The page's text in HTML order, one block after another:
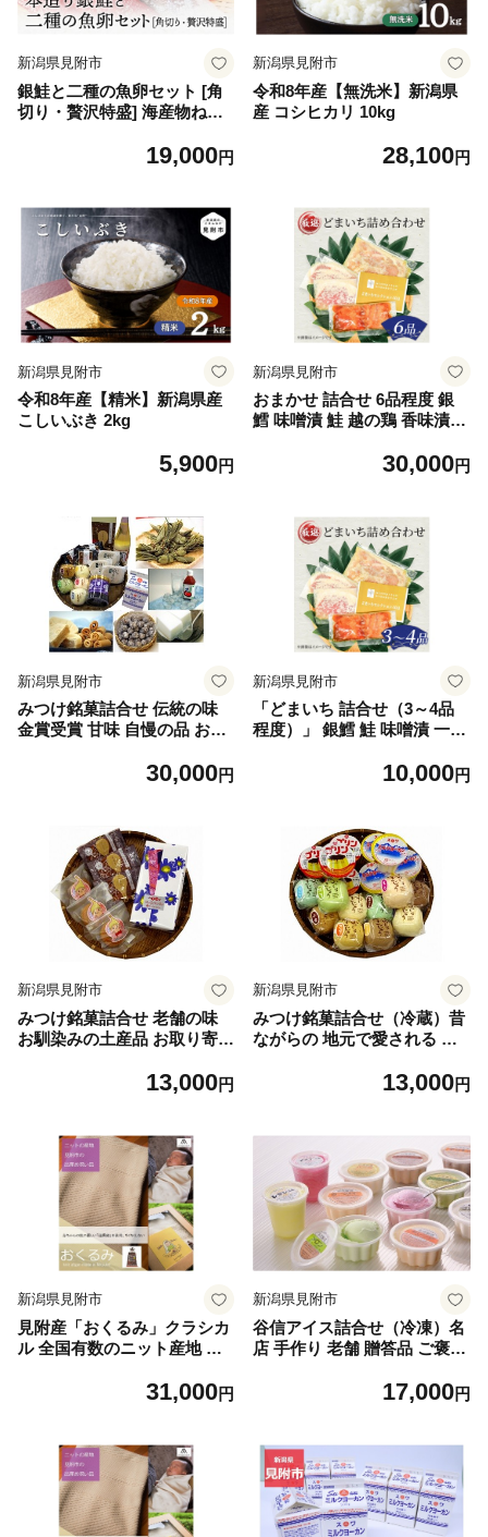
新潟県見附市
銀鮭と二種の魚卵セット [角
切り・贅沢特盛] 海産物ねだ
らのこ すじこ セット 魚卵 詰
取り寄せ グルメ お中元御 お
歳暮 ギフト
19,000円
新潟県見附市
令和8年産【無洗米】新潟県
産 コシヒカリ 10kg
28,100円
新潟県見附市
令和8年産【精米】新潟県産
こしいぶき 2kg
5,900円
新潟県見附市
おまかせ 詰合せ 6品程度 銀
鱈 味噌漬 鮭 越の鶏 香味漬け
ち詰合せ｣ 魚介類 水産加工品
30,000円
新潟県見附市
みつけ銘菓詰合せ 伝統の味
金賞受賞 甘味 自慢の品 お取
30,000円
新潟県見附市
「どまいち 詰合せ（3～4品
程度）」 銀鱈 鮭 味噌漬 一夜
など 詰合せ 新潟 見附市 魚介
舗名店の味
10,000円
新潟県見附市
みつけ銘菓詰合せ 老舗の味
お馴染みの土産品 お取り寄せ
13,000円
新潟県見附市
みつけ銘菓詰合せ（冷蔵）昔
ながらの 地元で愛される 絶
13,000円
新潟県見附市
見附産「おくるみ」クラシカ
ル 全国有数のニット産地 自
県 見附市 上質 チクチクしな
31,000円
新潟県見附市
谷信アイス詰合せ（冷凍）名
店 手作り 老舗 贈答品 ご褒美
17,000円